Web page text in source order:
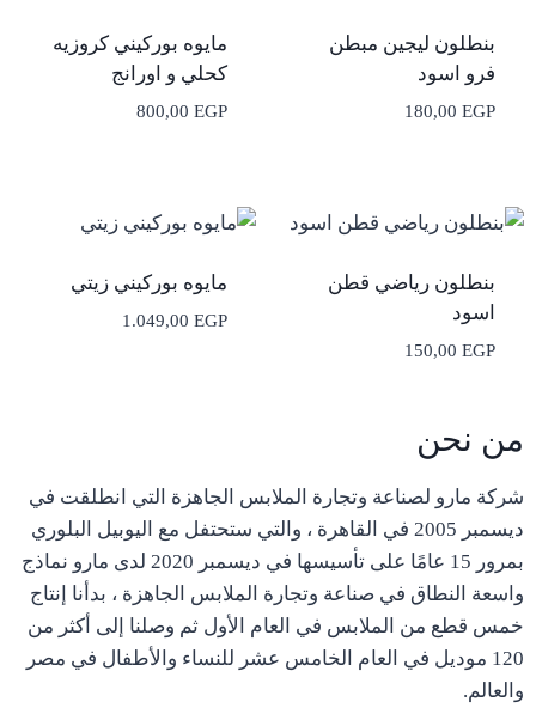
بنطلون ليجين مبطن
فرو اسود
180,00 EGP
مايوه بوركيني كروزيه
كحلي و اورانج
800,00 EGP
بنطلون رياضي قطن
اسود
150,00 EGP
مايوه بوركيني زيتي
1.049,00 EGP
من نحن
شركة مارو لصناعة وتجارة الملابس الجاهزة التي انطلقت في
ديسمبر 2005 في القاهرة ، والتي ستحتفل مع اليوبيل البلوري
بمرور 15 عامًا على تأسيسها في ديسمبر 2020 لدى مارو نماذج
واسعة النطاق في صناعة وتجارة الملابس الجاهزة ، بدأنا إنتاج
خمس قطع من الملابس في العام الأول ثم وصلنا إلى أكثر من
120 موديل في العام الخامس عشر للنساء والأطفال في مصر
والعالم.